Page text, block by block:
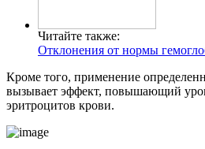
Читайте также:
Отклонения от нормы
Кроме того, применение
вызывает эффект, повышающий
эритроцитов крови.